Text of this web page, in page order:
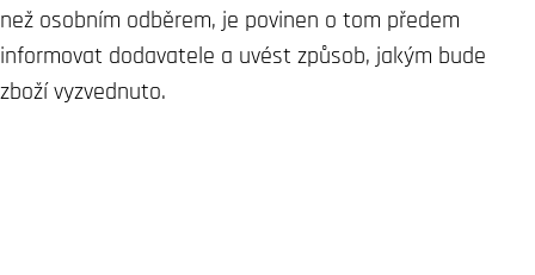
než osobním odběrem, je povinen o tom předem
informovat dodavatele a uvést způsob, jakým bude
zboží vyzvednuto.